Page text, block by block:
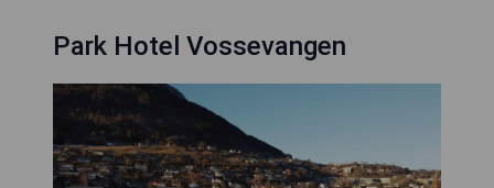
Park Hotel Vossevangen